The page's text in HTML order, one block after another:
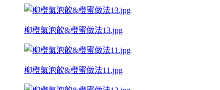
柳橙氣泡飲&橙蜜做法13.jpg
柳橙氣泡飲&橙蜜做法11.jpg